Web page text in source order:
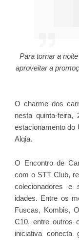
Para tornar a
aproveitar a
O charme dos
nesta quinta-
estacionamento do
Alqia.
O Encontro de
com o STT Club,
colecionadores e
idades. Entre os
Fuscas, Kombis,
C10, entre outros
iniciativa conecta